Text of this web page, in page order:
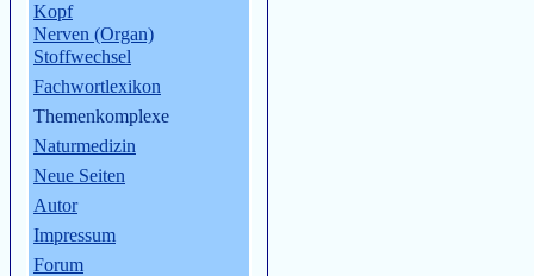
Kopf
Nerven (Organ)
Stoffwechsel
Fachwortlexikon
Themenkomplexe
Naturmedizin
Neue Seiten
Autor
Impressum
Forum